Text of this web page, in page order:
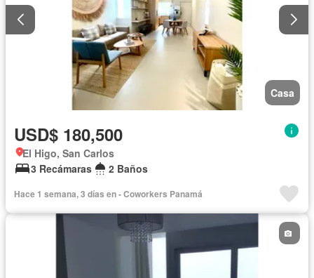
Casa
USD$ 180,500
El Higo, San Carlos
3 Recámaras
2 Baños
Hace 1 semana, 3 días en - Coworkers Panamá